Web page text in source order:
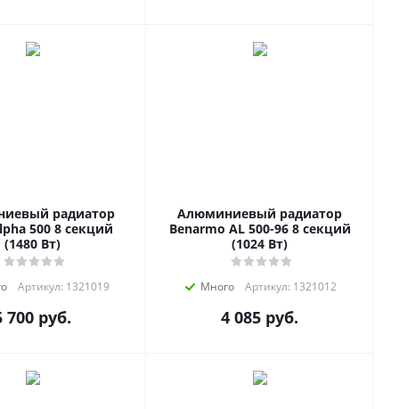
радиатор
500 8 секций
(1480 Вт)
Артикул: 1321019
700 руб.
Алюминиевый радиатор
Benarmo AL 500-96 8 секций
(1024 Вт)
Много Артикул: 1321012
4 085 руб.